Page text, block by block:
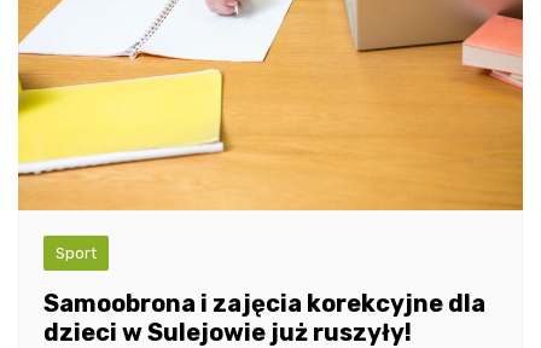
Sport
Samoobrona i zajęcia korekcyjne dla
dzieci w Sulejowie już ruszyły!